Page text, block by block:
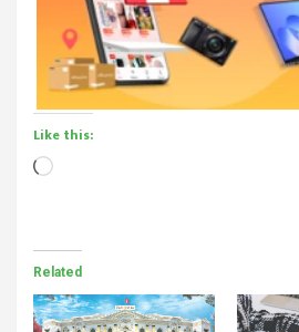
Like this:
Loading…
Related